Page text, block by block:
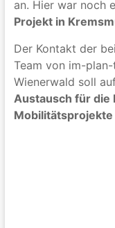
an. Hier war noch
Projekt in
Der Kontakt der
Team von im-
Wienerwald soll
Austausch für die
Mobilitätsprojekte